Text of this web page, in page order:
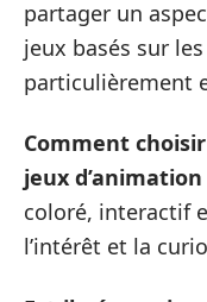
partager un
jeux basés sur
particulièrement
Comment
jeux d’animation
coloré, interactif
l’intérêt et la